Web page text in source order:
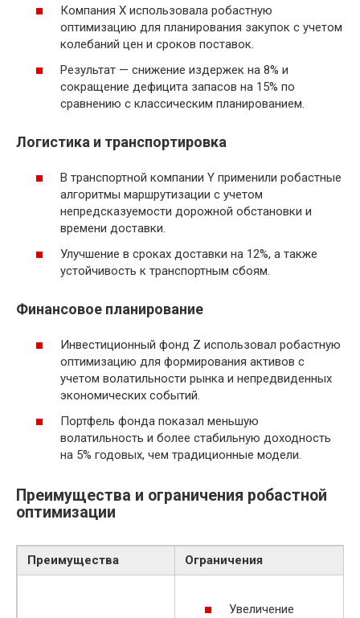
Компания X использовала робастную
оптимизацию для планирования закупок с учетом
колебаний цен и сроков поставок.
Результат — снижение издержек на 8% и
сокращение дефицита запасов на 15% по
сравнению с классическим планированием.
Логистика и транспортировка
В транспортной компании Y применили робастные
алгоритмы маршрутизации с учетом
непредсказуемости дорожной обстановки и
времени доставки.
Улучшение в сроках доставки на 12%, а также
устойчивость к транспортным сбоям.
Финансовое планирование
Инвестиционный фонд Z использовал робастную
оптимизацию для формирования активов с
учетом волатильности рынка и непредвиденных
экономических событий.
Портфель фонда показал меньшую
волатильность и более стабильную доходность
на 5% годовых, чем традиционные модели.
Преимущества и ограничения робастной
оптимизации
Преимущества Ограничения
Увеличение